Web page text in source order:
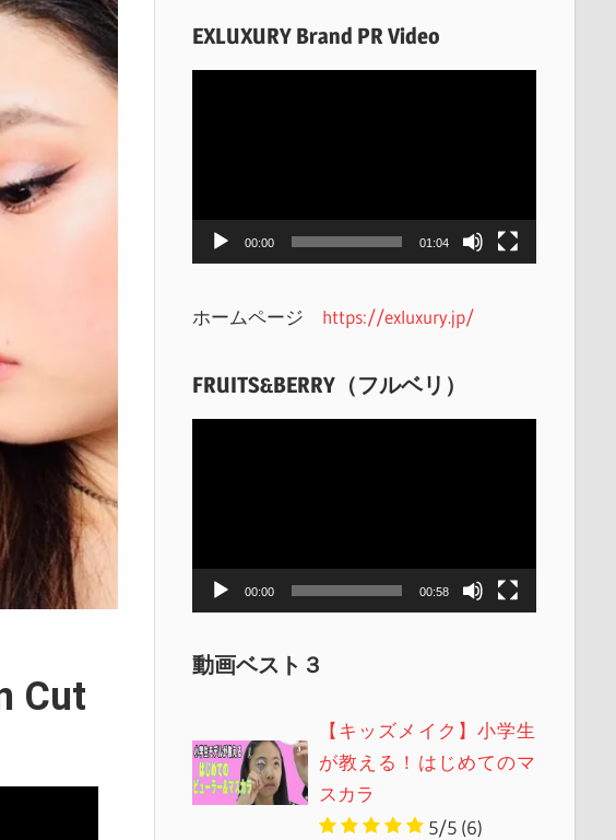
Cut
EXLUXURY Brand PR Video
00:00 01:04
ホームページ https://exluxury.jp/
FRUITS&BERRY（フルベリ）
00:00 00:58
動画ベスト３
【キッズメイク】小学生
が教える！はじめてのマ
スカラ
5/5 (6)